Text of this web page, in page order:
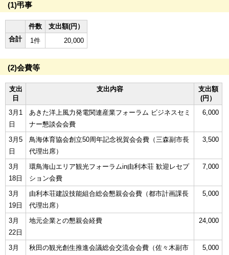
(1)弔事
件数
支出額(円）
合計
1件 20,000
(2)会費等
支出
日
支出内容
支出額
(円）
3月1
日
あきた洋上風力発電関連産業フォーラム ビジネスセミ
ナー懇談会会費
6,000
3月5
日
鳥海体育協会創立50周年記念祝賀会会費（三森副市長
代理出席）
3,500
3月
18日
環鳥海山エリア観光フォーラムin由利本荘 歓迎レセプ
ション会費
7,000
3月
19日
由利本荘建設技能組合総会懇親会会費（都市計画課長
代理出席）
5,000
3月
22日
地元企業との懇親会経費 24,000
3月
秋田の観光創生推進会議総会交流会会費（佐々木副市
5,000